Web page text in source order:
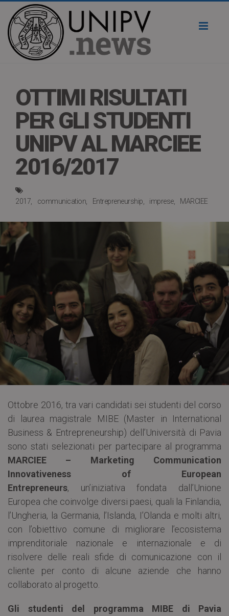
OTTIMI RISULTATI
PER GLI STUDENTI
UNIPV AL MARCIEE
2016/2017
2017 communication Entrepreneurship imprese MARCIEE
Ottobre 2016, tra vari candidati sei studenti del corso
di laurea magistrale MIBE (Master in International
Business & Entrepreneurship) dell’Università di Pavia
sono stati selezionati per partecipare al programma
MARCIEE – Marketing Communication
Innovativeness of European
Entrepreneurs, un’iniziativa fondata dall’Unione
Europea che coinvolge diversi paesi, quali la Finlandia,
l’Ungheria, la Germania, l’Islanda, I’Olanda e molti altri,
con l’obiettivo comune di migliorare l’ecosistema
imprenditoriale nazionale e internazionale e di
risolvere delle reali sfide di comunicazione con il
cliente per conto di alcune aziende che hanno
collaborato al progetto.
Gli studenti del programma MIBE di Pavia